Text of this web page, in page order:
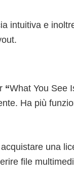
intuitiva e
“What You See
Ha più
una
file